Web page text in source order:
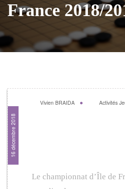
France 2018/
16 décembre 2018
Vivien BRAIDA Activités
Le championnat d’Île de